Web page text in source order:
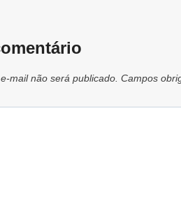
mail não será publicado. Campos